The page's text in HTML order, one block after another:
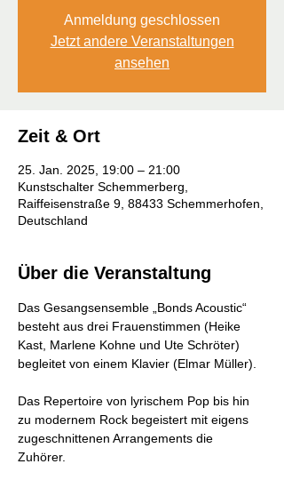
Anmeldung geschlossen
Jetzt andere Veranstaltungen
ansehen
Zeit & Ort
25. Jan. 2025, 19:00 – 21:00
Kunstschalter Schemmerberg,
Raiffeisenstraße 9, 88433 Schemmerhofen,
Deutschland
Über die Veranstaltung
Das Gesangsensemble „Bonds Acoustic“
besteht aus drei Frauenstimmen (Heike
Kast, Marlene Kohne und Ute Schröter)
begleitet von einem Klavier (Elmar Müller).
Das Repertoire von lyrischem Pop bis hin
zu modernem Rock begeistert mit eigens
zugeschnittenen Arrangements die
Zuhörer.